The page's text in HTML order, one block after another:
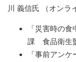
川 義信氏 （オンラ
「災害時の
課 食品衛生
「事前アン